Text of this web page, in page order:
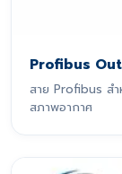
Profibus
สาย Profibus ส
สภาพอากาศ